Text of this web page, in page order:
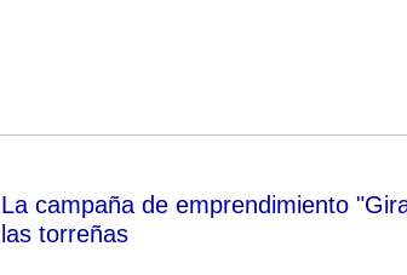
La campaña de emprendimiento
las torreñas